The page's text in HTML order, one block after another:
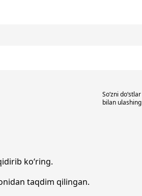
So‘zni do‘stlar
bilan ulashing
ko‘ring.
taqdim qilingan.